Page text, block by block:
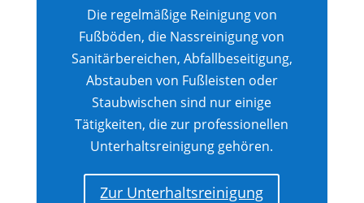
Die regelmäßige Reinigung von
Fußböden, die Nassreinigung von
Sanitärbereichen, Abfallbeseitigung,
Abstauben von Fußleisten oder
Staubwischen sind nur einige
Tätigkeiten, die zur professionellen
Unterhaltsreinigung gehören.
Zur Unterhaltsreinigung